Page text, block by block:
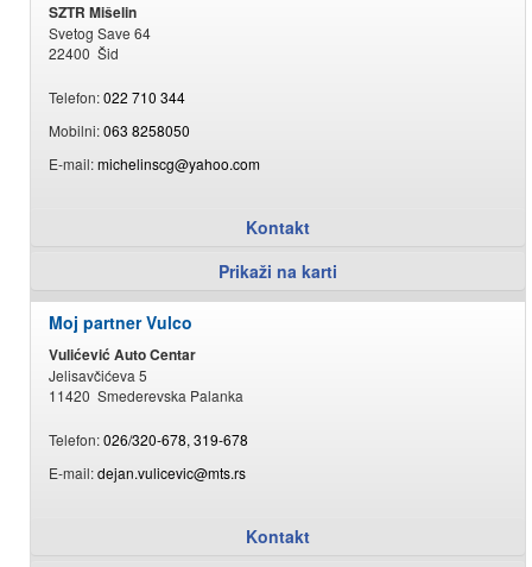
SZTR Mišelin
Svetog Save 64
22400 Šid
Telefon:022 710 344
Mobilni:063 8258050
E-mail:michelinscg@yahoo.com
Kontakt
Prikaži na karti
Moj partner Vulco
Vulićević Auto Centar
Jelisavčićeva 5
11420 Smederevska Palanka
Telefon:026/320-678, 319-678
E-mail:dejan.vulicevic@mts.rs
Kontakt